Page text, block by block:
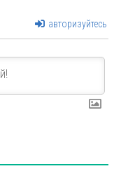
авторизуйтесь